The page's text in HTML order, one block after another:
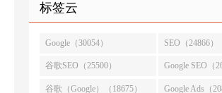
标签云
Google（30054） SEO（24866）
谷歌SEO（25500） Google SEO（
谷歌（Google）（18675） Google Ads（